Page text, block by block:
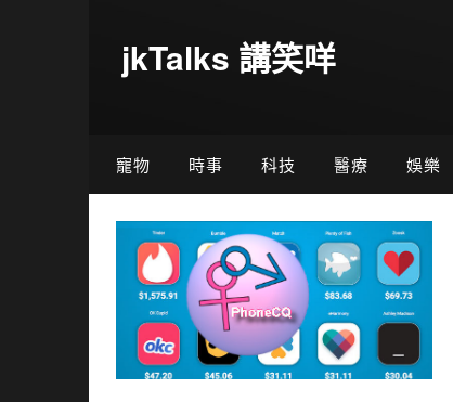
jkTalks 講笑咩
寵物 時事 科技 醫療 娛樂